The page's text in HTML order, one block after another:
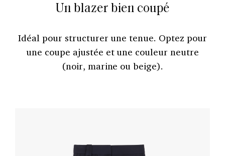
Un blazer bien coupé
Idéal pour structurer une tenue. Optez pour
une coupe ajustée et une couleur neutre
(noir, marine ou beige).